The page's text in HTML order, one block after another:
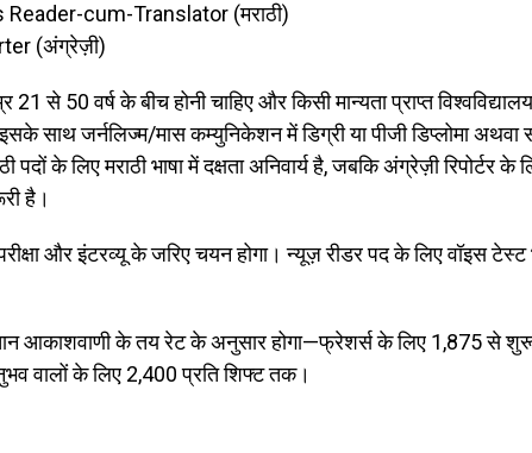
cum-Translator (मराठी)
(अंग्रेज़ी)
21 से 50 वर्ष के बीच होनी चाहिए और किसी मान्यता प्राप्त
साथ जर्नलिज्म/मास कम्युनिकेशन में डिग्री या पीजी डिप्लोमा अथवा
पदों के लिए मराठी भाषा में दक्षता अनिवार्य है, जबकि अंग्रेज़ी रिपोर्टर के
है।
और इंटरव्यू के जरिए चयन होगा। न्यूज़ रीडर पद के लिए वॉइस टेस्ट
आकाशवाणी के तय रेट के अनुसार होगा—फ्रेशर्स के लिए ₹1,875 से
वालों के लिए ₹2,400 प्रति शिफ्ट तक।